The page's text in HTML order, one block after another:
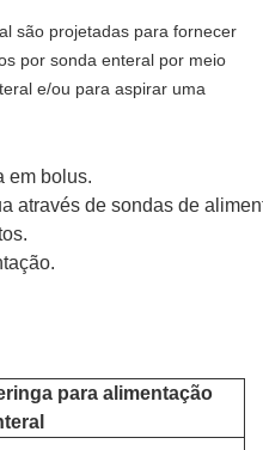
são projetadas para fornecer
por sonda enteral por meio
e/ou para aspirar uma
em bolus.
através de sondas de
para alimentação